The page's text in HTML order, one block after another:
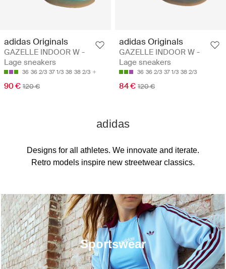
adidas Originals
GAZELLE INDOOR W -
Lage sneakers
36 36 2/3 37 1/3 38 38 2/3
90 € 120 €
adidas Originals
GAZELLE INDOOR W -
Lage sneakers
36 36 2/3 37 1/3 38 2/3
84 € 120 €
Sportswear
adidas
Designs for all athletes. We innovate and iterate.
Retro models inspire new streetwear classics.